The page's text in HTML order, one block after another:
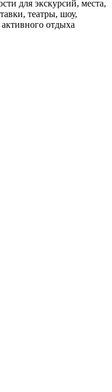
для экскурсий, места,
театры, шоу,
отдыха